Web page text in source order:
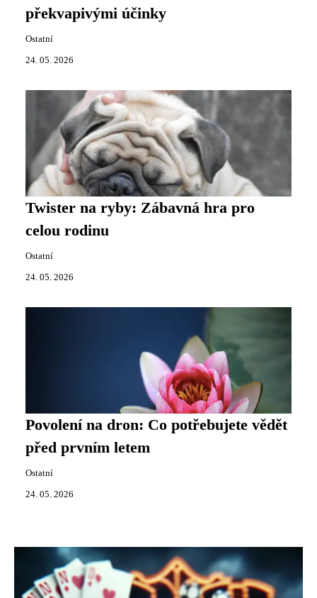
překvapivými účinky
Ostatní
24. 05. 2026
Twister na ryby: Zábavná hra pro
celou rodinu
Ostatní
24. 05. 2026
Povolení na dron: Co potřebujete vědět
před prvním letem
Ostatní
24. 05. 2026